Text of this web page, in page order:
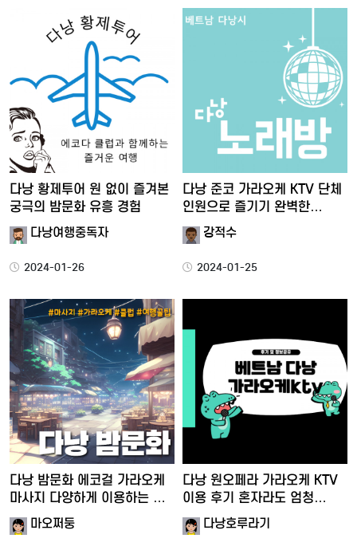
다낭 황제투어 원 없이 즐겨본
궁극의 밤문화 유흥 경험
다낭여행중독자
2024-01-26
다낭 준코 가라오케 KTV 단체
인원으로 즐기기 완벽한…
강적수
2024-01-25
다낭 밤문화 에코걸 가라오케
마사지 다양하게 이용하는 …
마오쩌둥
다낭 원오페라 가라오케 KTV
이용 후기 혼자라도 엄청…
다낭호루라기